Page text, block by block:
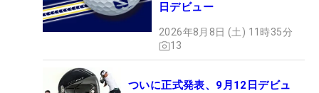
日デビュー
2026年8月8日 (土) 11時35分
13
ついに正式発表、9月12日デビュ